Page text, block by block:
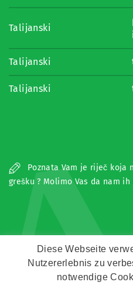
Talijanski
Talijanski
Talijanski
Poznata Vam je riječ
grešku ? Molimo Vas da nam
Copyright ©
Diese Webseite
Nutzererlebnis zu
notwendige